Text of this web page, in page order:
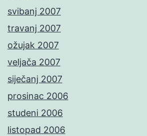
svibanj 2007
travanj 2007
ožujak 2007
veljača 2007
siječanj 2007
prosinac 2006
studeni 2006
listopad 2006